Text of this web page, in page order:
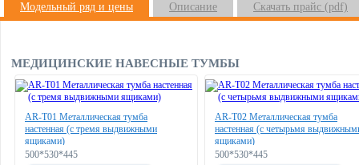
Модельный ряд и цены Описание Скачать прайс (pdf)
МЕДИЦИНСКИЕ НАВЕСНЫЕ ТУМБЫ
AR-T01 Металлическая тумба
настенная (с тремя выдвижными
ящиками)
500*530*445
AR-T02 Металлическая тумба
настенная (с четырьмя
ящиками)
500*530*445